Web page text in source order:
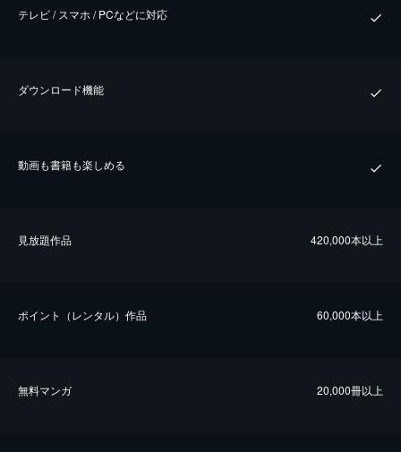
テレビ / スマホ / PCなどに対応
ダウンロード機能
動画も書籍も楽しめる
⾒放題作品 420,000本以上
ポイント（レンタル）作品 60,000本以上
無料マンガ 20,000冊以上